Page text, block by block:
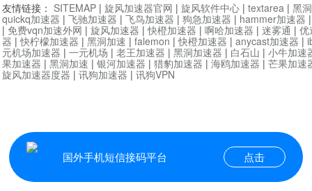
国外手机短信接码平台 点击
友情链接： SITEMAP | 旋风加速器官网 | 旋风软件中心 | textarea | 黑
quickq加速器 | 飞驰加速器 | 飞鸟加速器 | 狗急加速器 | hammer加速器
| 免费vqn加速外网 | 旋风加速器 |快橙加速器 | 啊哈加速器 | 迷雾通 | 优
器 |快柠檬加速器 | 黑洞加速 | falemon |快橙加速器 | anycast加速器 |
元机场加速器 | 一元机场 | 老王加速器 | 黑洞加速器 | 白石山 | 小牛加速
果加速器 | 黑洞加速 | 银河加速器 | 猎豹加速器 | 海鸥加速器 | 芒果加速
旋风加速器度器 | 讯狗加速器 | 讯狗VPN